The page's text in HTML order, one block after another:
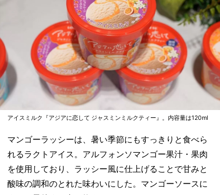
アイスミルク『アジアに恋して ジャスミンミルクティー』。内容量は120ml
マンゴーラッシーは、暑い季節にもすっきりと食べら
れるラクトアイス。アルフォンソマンゴー果汁・果肉
を使用しており、ラッシー風に仕上げることで甘みと
酸味の調和のとれた味わいにした。マンゴーソースに